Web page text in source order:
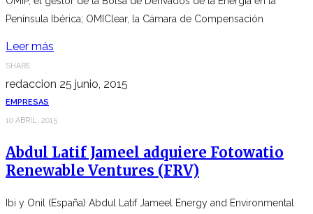
Península Ibérica; OMIClear, la Cámara de Compensación
Leer más
SHARE
redaccion 25 junio, 2015
EMPRESAS
10 ABRIL, 2015
Abdul Latif Jameel adquiere Fotowatio
Renewable Ventures (FRV)
Ibi y Onil (España) Abdul Latif Jameel Energy and Environmental